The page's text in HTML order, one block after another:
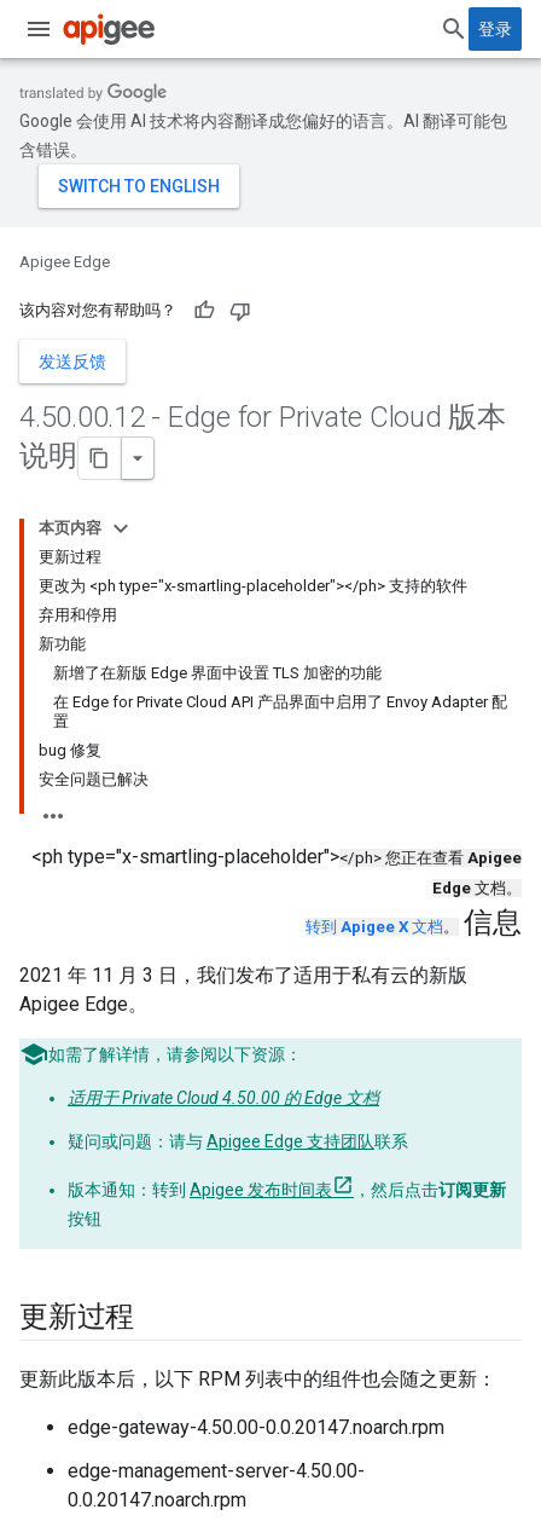
登录
Google 会使用 AI 技术将内容翻译成您偏好的语言。AI 翻译可能包
含错误。
Apigee Edge
该内容对您有帮助吗？
发送反馈
4.50.00.12 - Edge for Private Cloud 版本
说明
本页内容
更新过程
更改为 <ph type="x-smartling-placeholder"></ph> 支持的软件
弃用和停用
新功能
新增了在新版 Edge 界面中设置 TLS 加密的功能
在 Edge for Private Cloud API 产品界面中启用了 Envoy Adapter 配
置
bug 修复
安全问题已解决
<ph type="x-smartling-placeholder"></ph> 您正在查看 Apigee
Edge 文档。
转到 Apigee X 文档。 信息
2021 年 11 月 3 日，我们发布了适用于私有云的新版
Apigee Edge。
如需了解详情，请参阅以下资源：
适用于 Private Cloud 4.50.00 的 Edge 文档
疑问或问题 ：请与Apigee Edge 支持团队联系
版本通知 ：转到 Apigee 发布时间表 ，然后点击订阅更新
按钮
更新过程
更新此版本后，以下 RPM 列表中的组件也会随之更新：
edge-gateway-4.50.00-0.0.20147.noarch.rpm
edge-management-server-4.50.00-
0.0.20147.noarch.rpm